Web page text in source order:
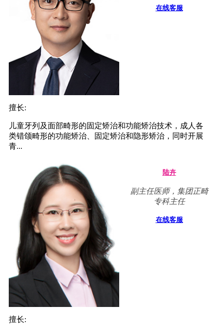
在线客服
擅长:
儿童牙列及面部畸形的固定矫治和功能矫治技术，成人各
类错颌畸形的功能矫治、固定矫治和隐形矫治，同时开展
青...
陆卉
副主任医师，集团正畸
专科主任
在线客服
擅长: